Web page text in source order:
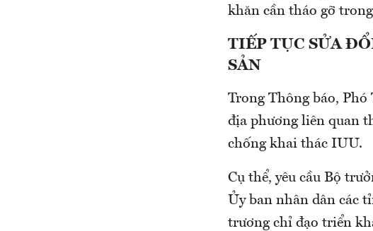
khăn cần tháo gỡ
TIẾP TỤC SỬA
SẢN
Trong Thông báo, Phó
địa phương liên quan
chống khai thác IUU.
Cụ thể, yêu cầu Bộ
Ủy ban nhân dân các
trương chỉ đạo triển